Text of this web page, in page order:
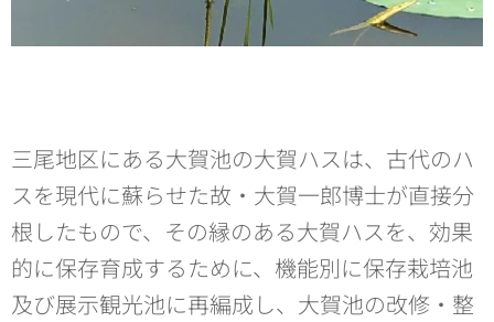
三尾地区にある大賀池の大賀ハスは、古代のハ
スを現代に蘇らせた故・大賀一郎博士が直接分
根したもので、その縁のある大賀ハスを、効果
的に保存育成するために、機能別に保存栽培池
及び展示観光池に再編成し、大賀池の改修・整